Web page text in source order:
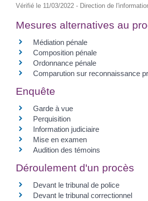
Vérifié le 11/03/2022 - Direction de
Mesures alternatives au
Médiation pénale
Composition pénale
Ordonnance pénale
Comparution sur reconnaissance
Enquête
Garde à vue
Perquisition
Information judiciaire
Mise en examen
Audition des témoins
Déroulement d'un procès
Devant le tribunal de police
Devant le tribunal correctionnel